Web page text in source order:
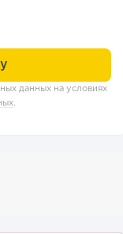
9 2
данных на условиях
.